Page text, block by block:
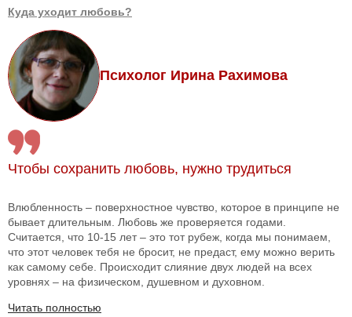
Куда уходит любовь?
Психолог Ирина Рахимова
Чтобы сохранить любовь, нужно трудиться
Влюбленность – поверхностное чувство, которое в принципе не
бывает длительным. Любовь же проверяется годами.
Считается, что 10-15 лет – это тот рубеж, когда мы понимаем,
что этот человек тебя не бросит, не предаст, ему можно верить
как самому себе. Происходит слияние двух людей на всех
уровнях – на физическом, душевном и духовном.
Читать полностью